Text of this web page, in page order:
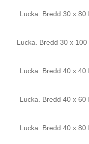
Lucka. Bredd 30 x
Lucka. Bredd 30 x
Lucka. Bredd 40 x
Lucka. Bredd 40 x
Lucka. Bredd 40 x